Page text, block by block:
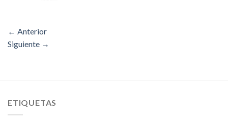
← Anterior
Siguiente →
ETIQUETAS